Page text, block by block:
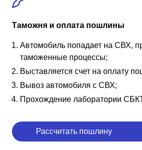
Таможня и оплата пошлины
Автомобиль попадает на СВХ,
таможенные процессы;
Выставляется счет на оплату
Вывоз автомобиля с СВХ;
Прохождение лаборатории
Рассчитать пошлину